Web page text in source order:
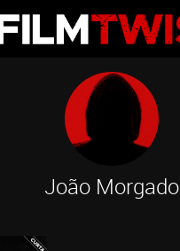
João Morgado